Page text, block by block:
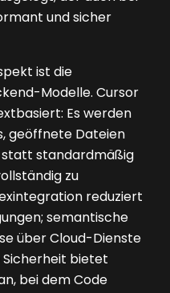
und sicher
ist die
Modelle. Cursor
Es werden
geöffnete Dateien
standardmäßig
zu
reduziert
semantische
über Cloud-Dienste
bietet
bei dem Code